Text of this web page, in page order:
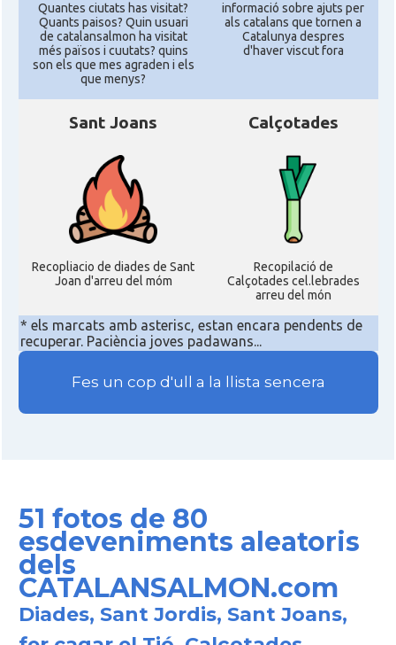
Quantes ciutats has visitat?
Quants paisos? Quin usuari
de catalansalmon ha visitat
més països i cuutats? quins
son els que mes agraden i els
que menys?
informació sobre ajuts per
als catalans que tornen a
Catalunya despres
d'haver viscut fora
Sant Joans
Recopliacio de diades de Sant
Joan d'arreu del móm
Calçotades
Recopilació de
Calçotades cel.lebrades
arreu del món
* els marcats amb asterisc, estan encara pendents de
recuperar. Paciència joves padawans...
Fes un cop d'ull a la llista sencera
51 fotos de 80
esdeveniments aleatoris
dels
CATALANSALMON.com
Diades, Sant Jordis, Sant Joans,